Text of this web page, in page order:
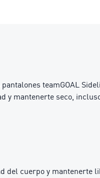
teamGOAL
y mantenerte seco,
del cuerpo y mantenerte